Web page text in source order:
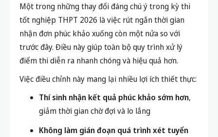
Một trong những thay đổi đáng chú ý trong kỳ thi
tốt nghiệp THPT 2026 là việc rút ngắn thời gian
nhận đơn phúc khảo xuống còn một nửa so với
trước đây. Điều này giúp toàn bộ quy trình xử lý
điểm thi diễn ra nhanh chóng và hiệu quả hơn.
Việc điều chỉnh này mang lại nhiều lợi ích thiết thực:
Thí sinh nhận kết quả phúc khảo sớm hơn,
giảm thời gian chờ đợi và lo lắng
Không làm gián đoạn quá trình xét tuyển